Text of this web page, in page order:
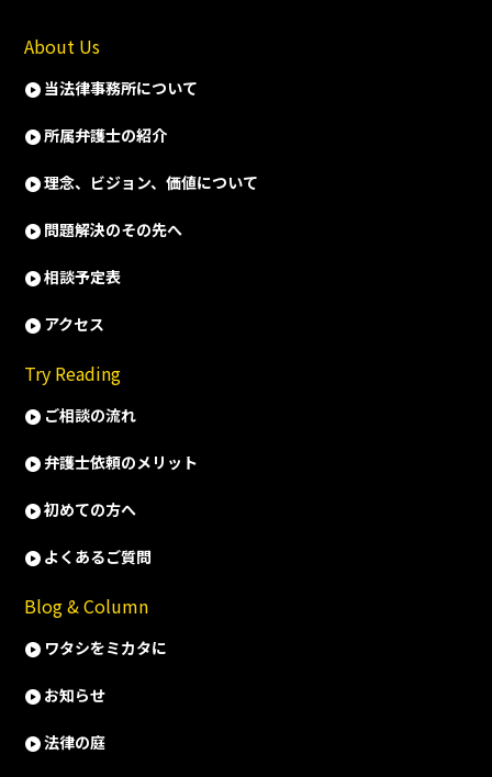
About Us
当法律事務所について
所属弁護士の紹介
理念、ビジョン、価値について
問題解決のその先へ
相談予定表
アクセス
Try Reading
ご相談の流れ
弁護士依頼のメリット
初めての方へ
よくあるご質問
Blog & Column
ワタシをミカタに
お知らせ
法律の庭